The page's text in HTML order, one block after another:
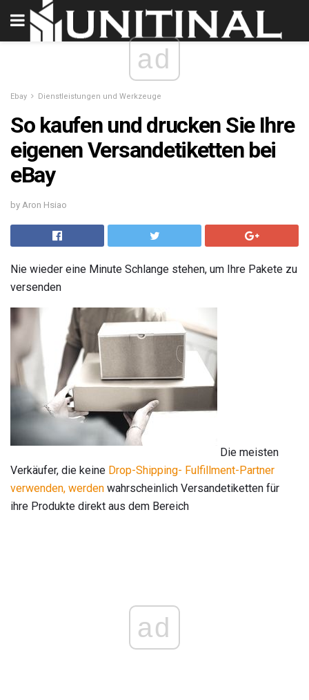
ad
Ebay Dienstleistungen und Werkzeuge
So kaufen und drucken Sie Ihre
eigenen Versandetiketten bei
eBay
by Aron Hsiao
Nie wieder eine Minute Schlange stehen, um Ihre Pakete zu
versenden
Die meisten
Verkäufer, die keine Drop-Shipping- Fulfillment-Partner
verwenden, werden wahrscheinlich Versandetiketten für
ihre Produkte direkt aus dem Bereich
ad